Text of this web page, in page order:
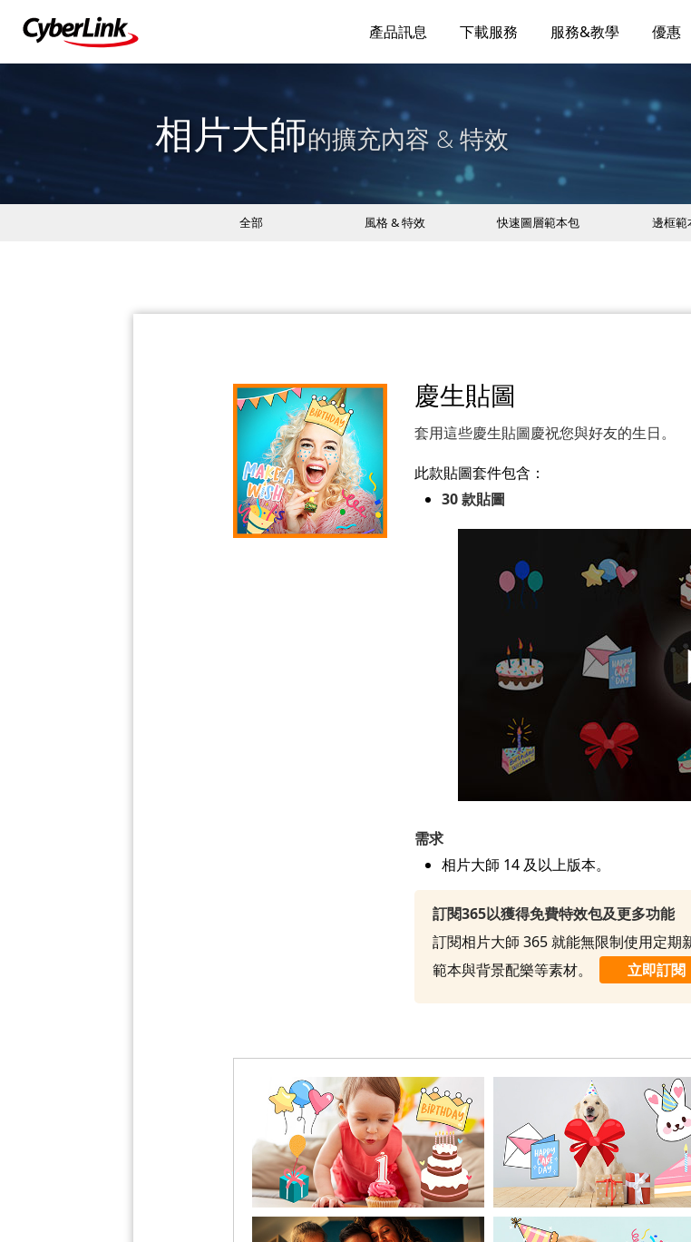
產品訊息 下載服務 服務&教學 優惠
相片大師的擴充內容 & 特效
全部 風格 & 特效 快速圖層範本包 邊框範
慶生貼圖
套用這些慶生貼圖慶祝您與好友的生日。
此款貼圖套件包含：
30 款貼圖
需求
相片大師 14 及以上版本。
訂閱365以獲得免費特效包及更多功能
訂閱相片大師 365 就能無限制使用定期
範本與背景配樂等素材。
立即訂閱